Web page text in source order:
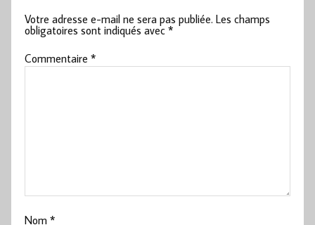
Votre adresse e-mail ne sera pas publiée. Les champs
obligatoires sont indiqués avec*
Commentaire*
Nom*